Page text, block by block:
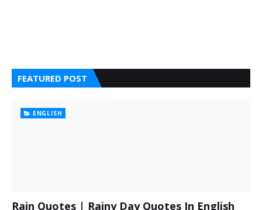
FEATURED POST
ENGLISH
Rain Quotes | Rainy Day Quotes In English